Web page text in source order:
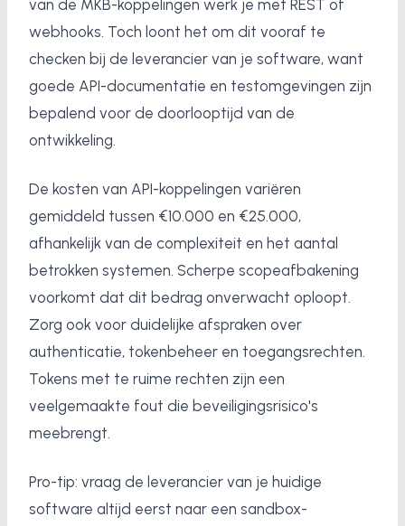
van de MKB-koppelingen werk je met REST of
webhooks. Toch loont het om dit vooraf te
checken bij de leverancier van je software, want
goede API-documentatie en testomgevingen zijn
bepalend voor de doorlooptijd van de
ontwikkeling.
De kosten van API-koppelingen variëren
gemiddeld tussen €10.000 en €25.000,
afhankelijk van de complexiteit en het aantal
betrokken systemen. Scherpe scopeafbakening
voorkomt dat dit bedrag onverwacht oploopt.
Zorg ook voor duidelijke afspraken over
authenticatie, tokenbeheer en toegangsrechten.
Tokens met te ruime rechten zijn een
veelgemaakte fout die beveiligingsrisico's
meebrengt.
Pro-tip: vraag de leverancier van je huidige
software altijd eerst naar een sandbox-